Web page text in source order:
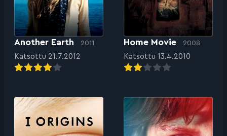
Another Earth 2011
Katsottu 21.7.2012
Home Movie 2008
Katsottu 13.4.2010